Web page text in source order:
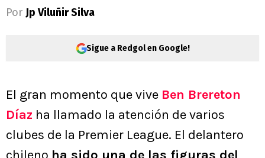
Por Jp Viluñir Silva
Sigue a Redgol en Google!
El gran momento que vive Ben Brereton
Díaz ha llamado la atención de varios
clubes de la Premier League. El delantero